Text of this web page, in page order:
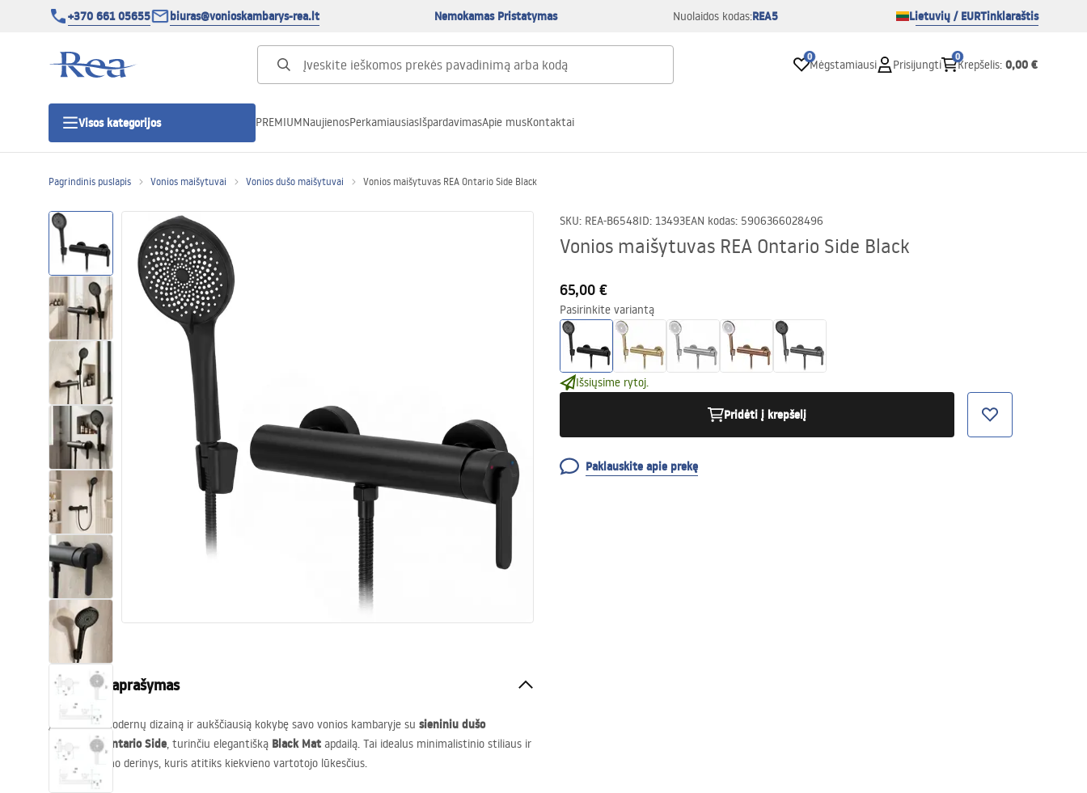
+370 661 05655 biuras@vonioskambarys-rea.lt Nemokamas Pristatymas Nuolaidos kodas:REA5 Lietuvių / EURTinklaraštis
0
Mėgstamiausi Prisijungti
0
Krepšelis: 0,00 €
Visos kategorijos
Dušo durys
Vonios dušo padėklai
Linijiniai dušo kanalai
Tualetai
Praustuvas
Vonios ir ekranai
Vonios maišytuvai
Vonios dušai
Virtuvė
Vonios aksesuarai ir baldai
PREMIUMNaujienosPerkamiausiasIšpardavimasApie musKontaktai
Pagrindinis puslapis Vonios maišytuvai Vonios dušo maišytuvai Vonios maišytuvas REA Ontario Side Black
SKU: REA-B6548ID: 13493EAN kodas: 5906366028496
Vonios maišytuvas REA Ontario Side Black
65,00 €
Pasirinkite variantą
Išsiųsime rytoj.
Pridėti į krepšelį
Paklauskite apie prekę
Produkto aprašymas
Įvertinkite modernų dizainą ir aukščiausią kokybę savo vonios kambaryje su sieniniu dušo
maišytuvu Ontario Side, turinčiu elegantišką Black Mat apdailą. Tai idealus minimalistinio stiliaus ir
funkcionalumo derinys, kuris atitiks kiekvieno vartotojo lūkesčius.